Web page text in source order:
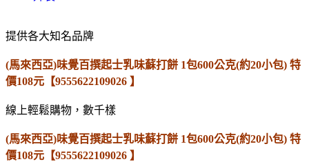
提供各大知名品牌
(馬來西亞)味覺百撰起士乳味蘇打餅 1包600公克(約20小包) 特
價108元【9555622109026 】
線上輕鬆購物，數千樣
(馬來西亞)味覺百撰起士乳味蘇打餅 1包600公克(約20小包) 特
價108元【9555622109026 】